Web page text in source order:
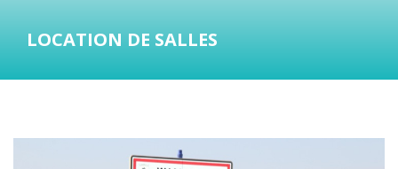
LOCATION DE SALLES